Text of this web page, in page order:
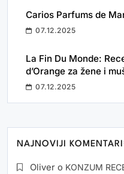
Carios Parfums de
07.12.2025
La Fin Du Monde:
d’Orange za žene i
07.12.2025
NAJNOVIJI KOMENTARI
Oliver o KONZUM